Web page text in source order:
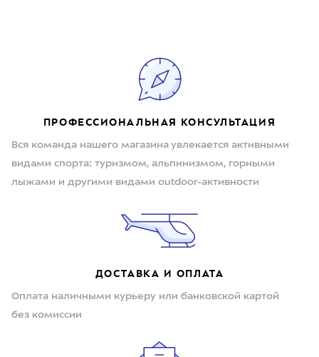
ПРОФЕССИОНАЛЬНАЯ КОНСУЛЬТАЦИЯ
Вся команда нашего магазина увлекается активными
видами спорта: туризмом, альпинизмом, горными
лыжами и другими видами outdoor-активности
ДОСТАВКА И ОПЛАТА
Оплата наличными курьеру или банковской картой
без комиссии